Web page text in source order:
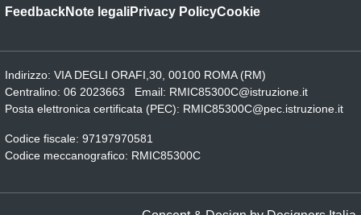
FeedbackNote legaliPrivacy PolicyCookie
Indirizzo: VIA DEGLI ORAFI,30, 00100 ROMA (RM)
Centralino: 06 2023663 Email: RMIC85300C@istruzione.it
Posta elettronica certificata (PEC): RMIC85300C@pec.istruzione.it
Codice fiscale: 97197970581
Codice meccanografico: RMIC85300C